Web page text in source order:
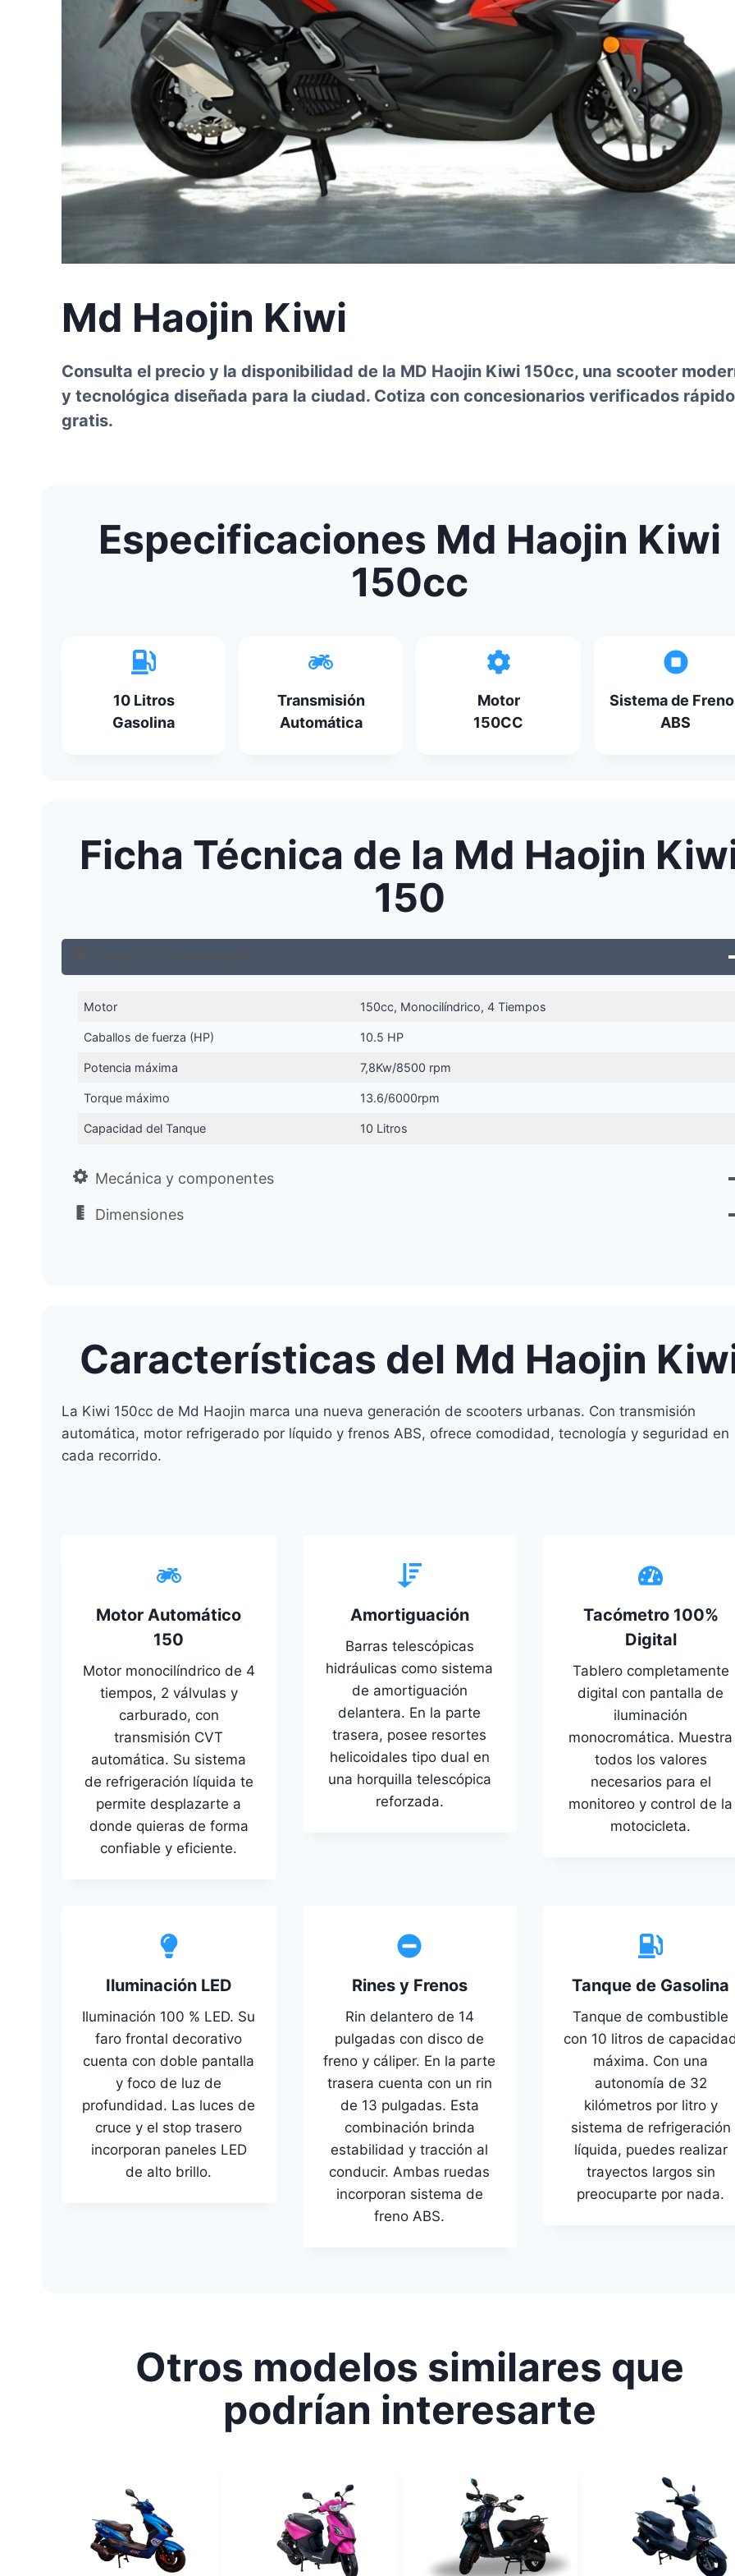
Md Haojin Kiwi
Consulta el precio y la disponibilidad de la MD Haojin Kiwi 150cc, una scooter
y tecnológica diseñada para la ciudad. Cotiza con concesionarios verificados
gratis.
Especificaciones Md Haojin Kiwi
150cc
10 Litros
Gasolina
Transmisión
Automática
Motor
150CC
Sistema de
ABS
Ficha Técnica de la Md Haojin
150
Motor 150cc, Monocilíndrico, 4 Tiempos
Caballos de fuerza (HP) 10.5 HP
Potencia máxima 7,8Kw/8500 rpm
Torque máximo 13.6/6000rpm
Capacidad del Tanque 10 Litros
Mecánica y componentes
Dimensiones
Características del Md Haojin
La Kiwi 150cc de Md Haojin marca una nueva generación de scooters urbanas. Con transmisión
automática, motor refrigerado por líquido y frenos ABS, ofrece comodidad, tecnología y seguridad en
cada recorrido.
Motor Automático
150
Motor monocilíndrico de 4
tiempos, 2 válvulas y
carburado, con
transmisión CVT
automática. Su sistema
de refrigeración líquida te
permite desplazarte a
donde quieras de forma
confiable y eficiente.
Amortiguación
Barras telescópicas
hidráulicas como sistema
de amortiguación
delantera. En la parte
trasera, posee resortes
helicoidales tipo dual en
una horquilla telescópica
reforzada.
Tacómetro 100%
Digital
Tablero completamente
digital con pantalla de
iluminación
monocromática. Muestra
todos los valores
necesarios para el
monitoreo y control de la
motocicleta.
Iluminación LED
Iluminación 100 % LED. Su
faro frontal decorativo
cuenta con doble pantalla
y foco de luz de
profundidad. Las luces de
cruce y el stop trasero
incorporan paneles LED
de alto brillo.
Rines y Frenos
Rin delantero de 14
pulgadas con disco de
freno y cáliper. En la parte
trasera cuenta con un rin
de 13 pulgadas. Esta
combinación brinda
estabilidad y tracción al
conducir. Ambas ruedas
incorporan sistema de
freno ABS.
Tanque de Gasolina
Tanque de combustible
con 10 litros de
máxima. Con una
autonomía de 32
kilómetros por litro y
sistema de refrigeración
líquida, puedes realizar
trayectos largos sin
preocuparte por nada.
Otros modelos similares que
podrían interesarte